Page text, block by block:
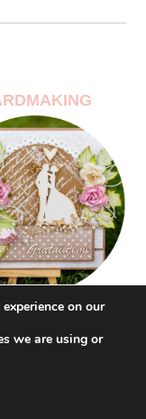
on our
we are using or